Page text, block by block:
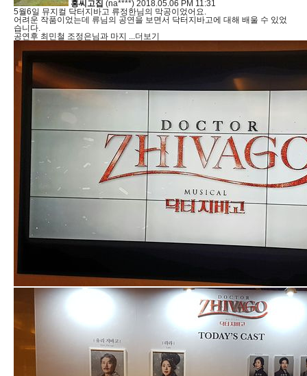
홍씨고집 (na****) 2018.05.06 PM 11:31
5월6일 뮤지컬 닥터지바고 류정한님의 막공이었어요.
어려운 작품이었는데 류님의 공연을 보면서 닥터지바고에 대해 배울 수 있었
습니다.
공연후 최민철 조정은님과 마지
...더보기